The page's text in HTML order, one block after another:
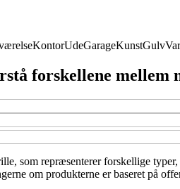
KontorUdeGarageKunstGulv
forskellene mellem
som repræsenterer forskellige
om produkterne er baseret på